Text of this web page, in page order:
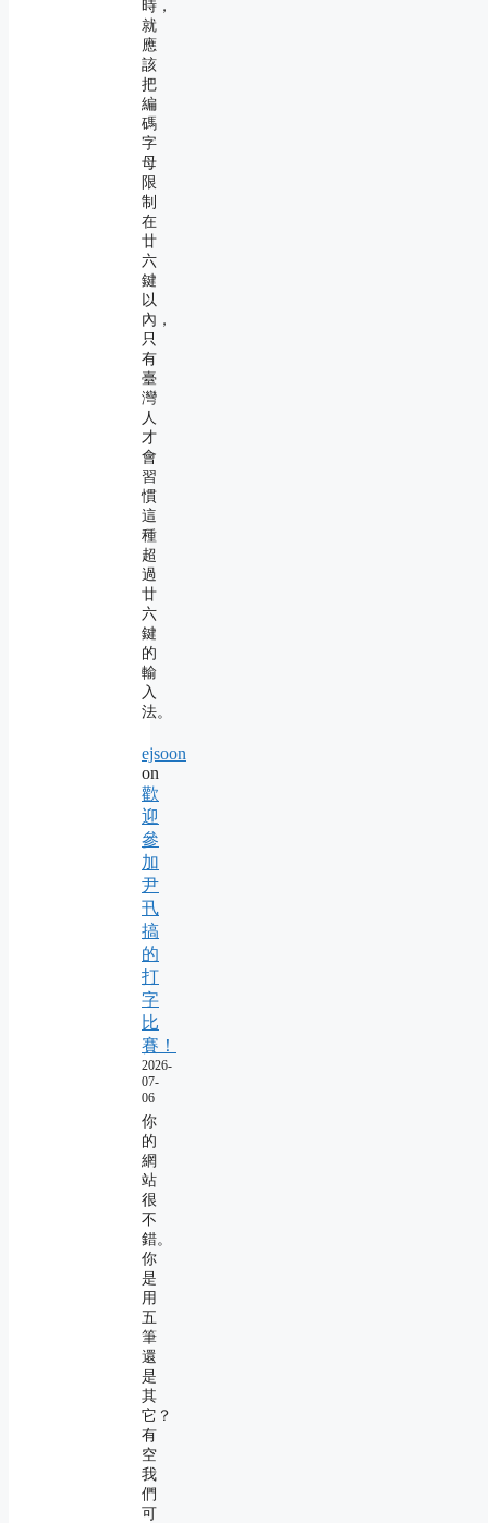
時，
就
應
該
把
編
碼
字
母
限
制
在
廿
六
鍵
以
內，
只
有
臺
灣
人
才
會
習
慣
這
種
超
過
廿
六
鍵
的
輸
入
法。
ejsoon
on
歡
迎
參
加
尹
卂
搞
的
打
字
比
賽！
2026-
07-
06
你
的
網
站
很
不
錯。
你
是
用
五
筆
還
是
其
它？
有
空
我
們
可